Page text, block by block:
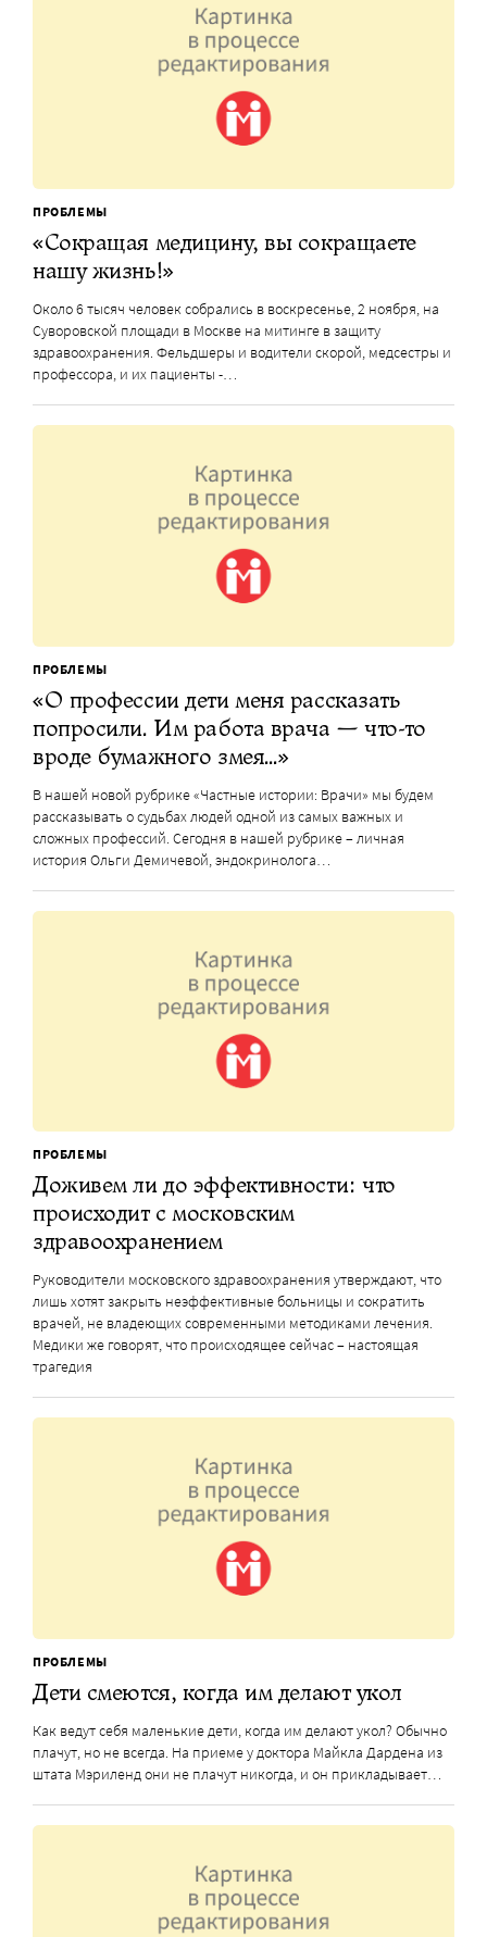
ПРОБЛЕМЫ
«Сокращая медицину, вы сокращаете
нашу жизнь!»
Около 6 тысяч человек собрались в воскресенье, 2 ноября, на
Суворовской площади в Москве на митинге в защиту
здравоохранения. Фельдшеры и водители скорой, медсестры и
профессора, и их пациенты -…
ПРОБЛЕМЫ
«О профессии дети меня рассказать
попросили. Им работа врача — что-то
вроде бумажного змея…»
В нашей новой рубрике «Частные истории: Врачи» мы будем
рассказывать о судьбах людей одной из самых важных и
сложных профессий. Сегодня в нашей рубрике – личная
история Ольги Демичевой, эндокринолога…
ПРОБЛЕМЫ
Доживем ли до эффективности: что
происходит с московским
здравоохранением
Руководители московского здравоохранения утверждают, что
лишь хотят закрыть неэффективные больницы и сократить
врачей, не владеющих современными методиками лечения.
Медики же говорят, что происходящее сейчас – настоящая
трагедия
ПРОБЛЕМЫ
Дети смеются, когда им делают укол
Как ведут себя маленькие дети, когда им делают укол? Обычно
плачут, но не всегда. На приеме у доктора Майкла Дардена из
штата Мэриленд они не плачут никогда, и он прикладывает…